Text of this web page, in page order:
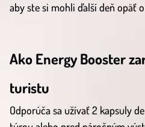
aby ste si mohli ďalší deň opäť
Ako Energy Booster
turistu
Odporúča sa užívať 2 kapsuly